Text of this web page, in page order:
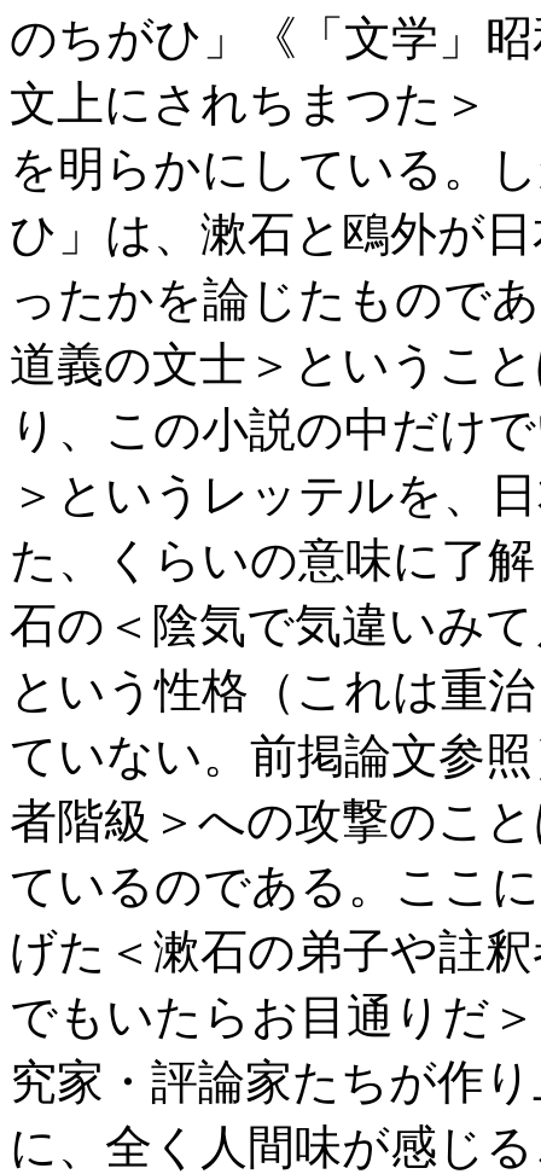
のちがひ」《「文学」
文上にされちまつた＞
を明らかにしている。
ひ」は、漱石と鴎外が
ったかを論じたもので
道義の文士＞というこ
り、この小説の中だけ
＞というレッテルを、
た、くらいの意味に了
石の＜陰気で気違いみ
という性格（これは重
ていない。前掲論文参
者階級＞への攻撃のこ
ているのである。ここ
げた＜漱石の弟子や註
でもいたらお目通りだ
究家・評論家たちが作
に、全く人間味が感じ